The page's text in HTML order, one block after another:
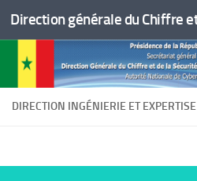
Skip to content
DIRECTION INGÉNIERIE ET EXPERTISE